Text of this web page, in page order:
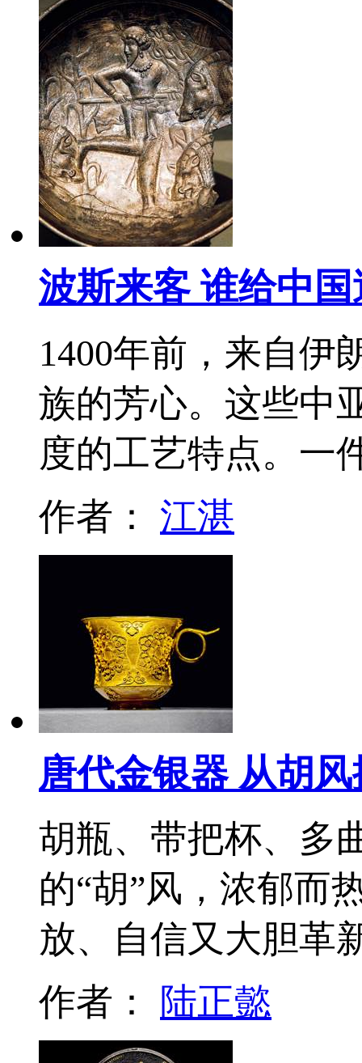
波斯来客 谁给中
1400年前，来自伊
族的芳心。这些中
度的工艺特点。一
作者： 江湛
唐代金银器 从胡
胡瓶、带把杯、
的“胡”风，浓郁而
放、自信又大胆革
作者： 陆正懿